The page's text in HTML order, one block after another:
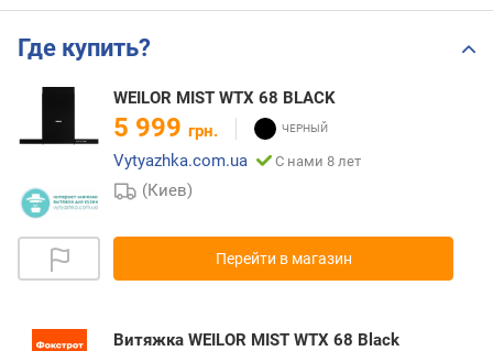
Где купить?
WEILOR MIST WTX 68 BLACK
5 999 грн.
Vytyazhka.com.ua
С нами 8 лет
(Киев)
Перейти в магазин
Витяжка WEILOR MIST WTX 68 Black